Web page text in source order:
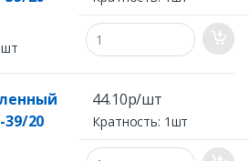
39/20
44.10р/шт
Кратность: 1шт